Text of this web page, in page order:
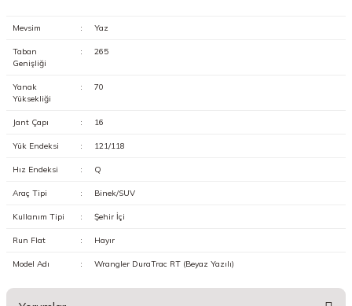
Mevsim : Yaz
Taban
Genişliği
: 265
Yanak
Yüksekliği
: 70
Jant Çapı : 16
Yük Endeksi : 121/118
Hız Endeksi : Q
Araç Tipi : Binek/SUV
Kullanım Tipi : Şehir İçi
Run Flat : Hayır
Model Adı : Wrangler DuraTrac RT (Beyaz Yazılı)